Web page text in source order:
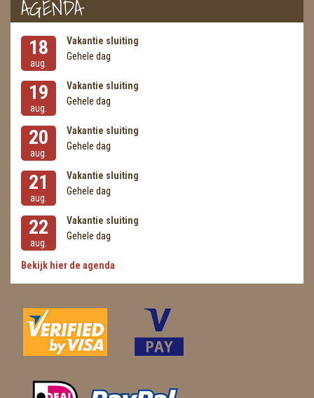
AGENDA
18
aug.
Vakantie sluiting
Gehele dag
19
aug.
Vakantie sluiting
Gehele dag
20
aug.
Vakantie sluiting
Gehele dag
21
aug.
Vakantie sluiting
Gehele dag
22
aug.
Vakantie sluiting
Gehele dag
Bekijk hier de agenda